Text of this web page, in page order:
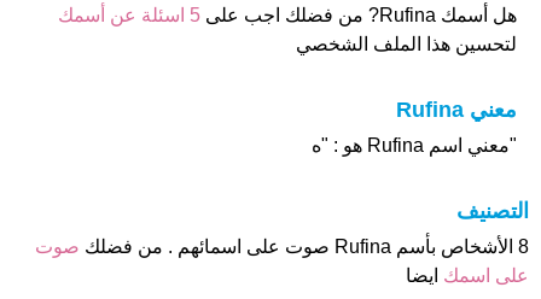
هل أسمك Rufina? من فضلك اجب على
5 اسئلة عن أسمك
لتحسين هذا الملف الشخصي
معني Rufina
"معني اسم Rufina هو : "ه
التصنيف
8 الأشخاص بأسم Rufina صوت على اسمائهم . من فضلك
صوت
على اسمك ايضا